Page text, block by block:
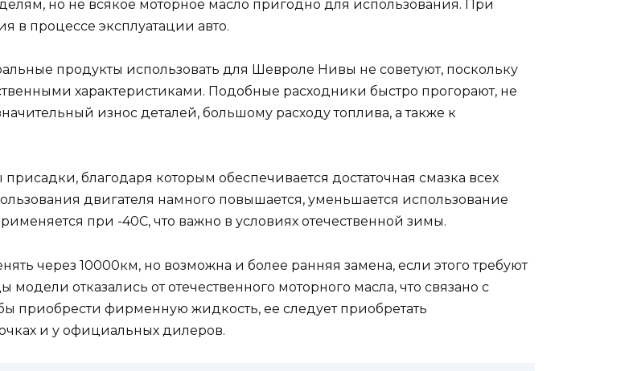
но не всякое моторное масло пригодно для использования. При
в процессе эксплуатации авто.
продукты использовать для Шевроле Нивы не советуют, поскольку
характеристиками. Подобные расходники быстро прогорают, не
износ деталей, большому расходу топлива, а также к
благодаря которым обеспечивается достаточная смазка всех
двигателя намного повышается, уменьшается использование
при -40С, что важно в условиях отечественной зимы.
через 10000км, но возможна и более ранняя замена, если этого требуют
отказались от отечественного моторного масла, что связано с
приобрести фирменную жидкость, ее следует приобретать
и у официальных дилеров.